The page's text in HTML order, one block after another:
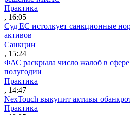
Практика
, 16:05
Суд ЕС истолкует санкционные
активов
Санкции
, 15:24
ФАС раскрыла число жалоб в
полугодии
Практика
, 14:47
NexTouch выкупит активы
Практика